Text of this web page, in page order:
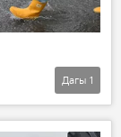
Дагы 1